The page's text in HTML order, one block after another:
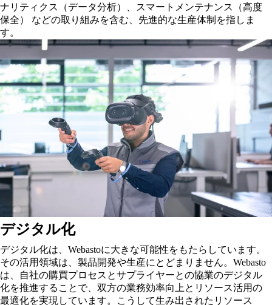
ナリティクス（データ分析）、スマートメンテナンス（高度
保全） などの取り組みを含む、先進的な生産体制を指しま
す。
デジタル化
デジタル化は、Webastoに大きな可能性をもたらしています。
その活用領域は、製品開発や生産にとどまりません。Webasto
は、自社の購買プロセスとサプライヤーとの協業のデジタル
化を推進することで、双方の業務効率向上とリソース活用の
最適化を実現しています。こうして生み出されたリソース